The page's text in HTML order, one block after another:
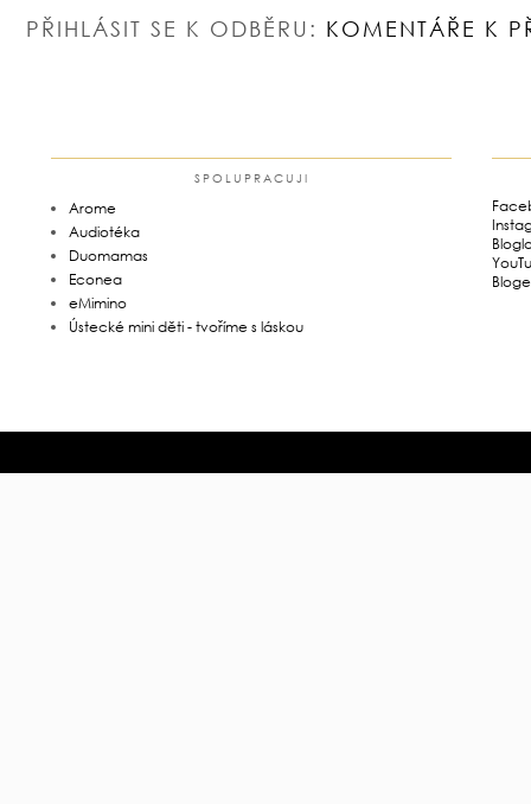
PŘIHLÁSIT SE K ODBĚRU: KOMENTÁŘE K
SPOLUPRACUJI
Arome
Audiotéka
Duomamas
Econea
eMimino
Ústecké mini děti - tvoříme s láskou